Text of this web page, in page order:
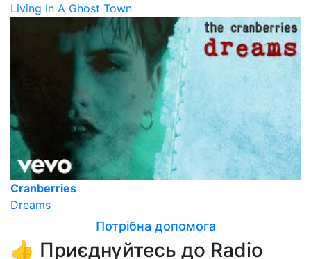
Living In A Ghost Town
Cranberries
Dreams
Потрібна допомога
👍 Приєднуйтесь до Radio